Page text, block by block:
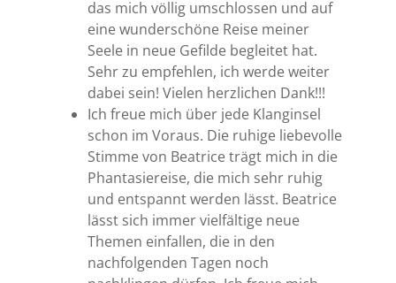
das mich völlig umschlossen und auf
eine wunderschöne Reise meiner
Seele in neue Gefilde begleitet hat.
Sehr zu empfehlen, ich werde weiter
dabei sein! Vielen herzlichen Dank!!!
Ich freue mich über jede Klanginsel
schon im Voraus. Die ruhige liebevolle
Stimme von Beatrice trägt mich in die
Phantasiereise, die mich sehr ruhig
und entspannt werden lässt. Beatrice
lässt sich immer vielfältige neue
Themen einfallen, die in den
nachfolgenden Tagen noch